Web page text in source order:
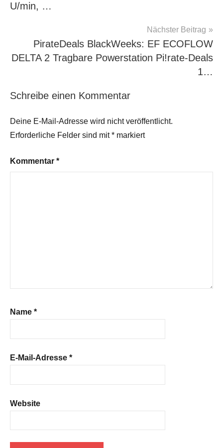
U/min, …
Nächster Beitrag
PirateDeals BlackWeeks: EF ECOFLOW
DELTA 2 Tragbare Powerstation Pi!rate-Deals
1…
Schreibe einen Kommentar
Deine E-Mail-Adresse wird nicht veröffentlicht.
Erforderliche Felder sind mit* markiert
Kommentar *
Name *
E-Mail-Adresse *
Website